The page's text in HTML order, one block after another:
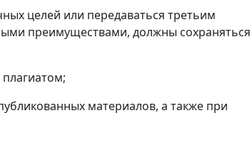
целей или передаваться третьим
преимуществами, должны сохраняться
материалов, а также при